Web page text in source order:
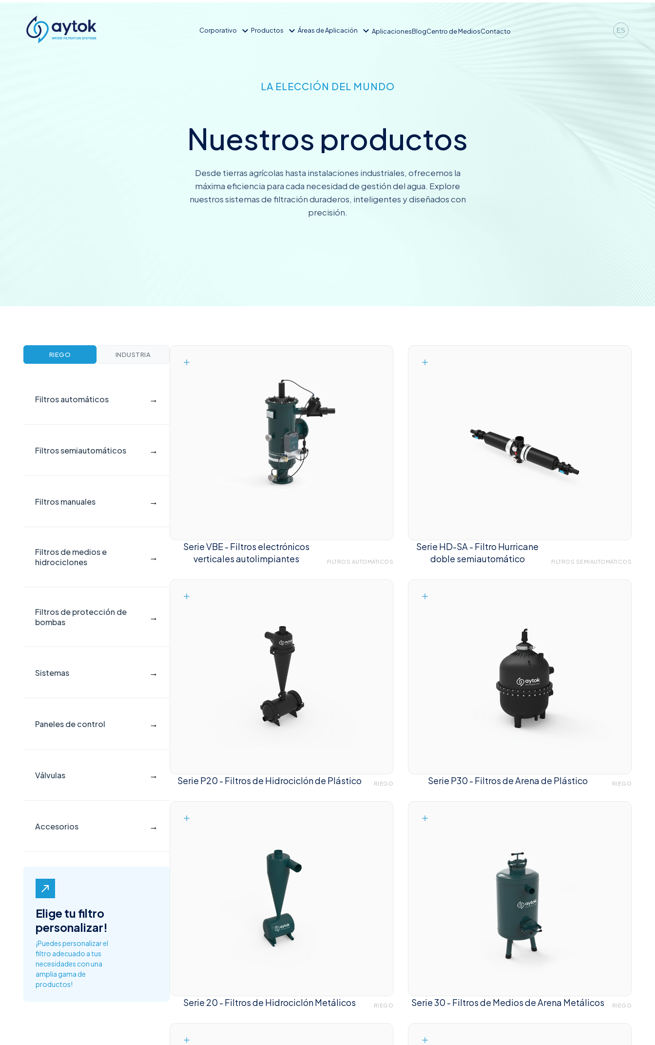
Corporativo expand_more Productos expand_more Áreas de Aplicación expand_more AplicacionesBlogCentro de MediosContacto ES
LA ELECCIÓN DEL MUNDO
Nuestros productos
Desde tierras agrícolas hasta instalaciones industriales, ofrecemos la
máxima eficiencia para cada necesidad de gestión del agua. Explore
nuestros sistemas de filtración duraderos, inteligentes y diseñados con
precisión.
RIEGO INDUSTRIA
Filtros automáticos →
Filtros semiautomáticos →
Filtros manuales →
Filtros de medios e
hidrociclones
→
Filtros de protección de
bombas
→
Sistemas →
Paneles de control →
Válvulas →
Accesorios →
north_east
Elige tu filtro
personalizar!
¡Puedes personalizar el
filtro adecuado a tus
necesidades con una
amplia gama de
productos!
Serie VBE - Filtros electrónicos
verticales autolimpiantes
FILTROS AUTOMÁTICOS
Serie HD-SA - Filtro Hurricane
doble semiautomático
FILTROS SEMIAUTOMÁTICOS
Serie P20 - Filtros de Hidrociclón de Plástico RIEGO Serie P30 - Filtros de Arena de Plástico RIEGO
Serie 20 - Filtros de Hidrociclón Metálicos RIEGO Serie 30 - Filtros de Medios de Arena Metálicos RIEGO